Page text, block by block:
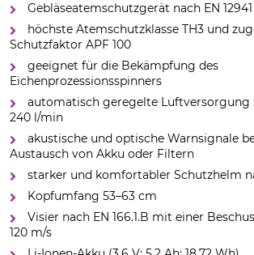
Gebläseatemschutzgerät nach EN 12941
höchste Atemschutzklasse TH3 und
Schutzfaktor APF 100
geeignet für die Bekämpfung des
Eichenprozessionsspinners
automatisch geregelte Luftversorgung
240 l/min
akustische und optische Warnsignale
Austausch von Akku oder Filtern
starker und komfortabler Schutzhelm
Kopfumfang 53–63 cm
Visier nach EN 166.1.B mit einer
120 m/s